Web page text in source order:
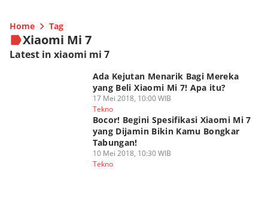
Home Tag
Xiaomi Mi 7
Latest in xiaomi mi 7
Ada Kejutan Menarik Bagi Mereka
yang Beli Xiaomi Mi 7! Apa itu?
17 Mei 2018, 10:00 WIB
Tekno
Bocor! Begini Spesifikasi Xiaomi Mi 7
yang Dijamin Bikin Kamu Bongkar
Tabungan!
10 Mei 2018, 10:30 WIB
Tekno